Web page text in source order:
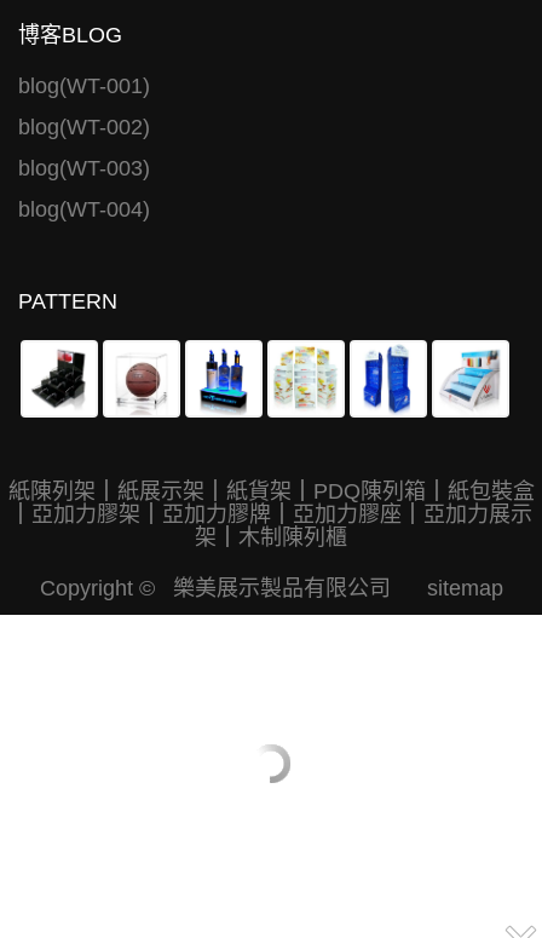
博客BLOG
blog(WT-001)
blog(WT-002)
blog(WT-003)
blog(WT-004)
PATTERN
紙陳列架 紙展示架 紙貨架 PDQ陳列箱
紙包裝盒
亞加力膠架 亞加力膠牌 亞加力膠座
亞加力展示
架
木制陳列櫃
Copyright © 樂美展示製品有限公司 sitemap